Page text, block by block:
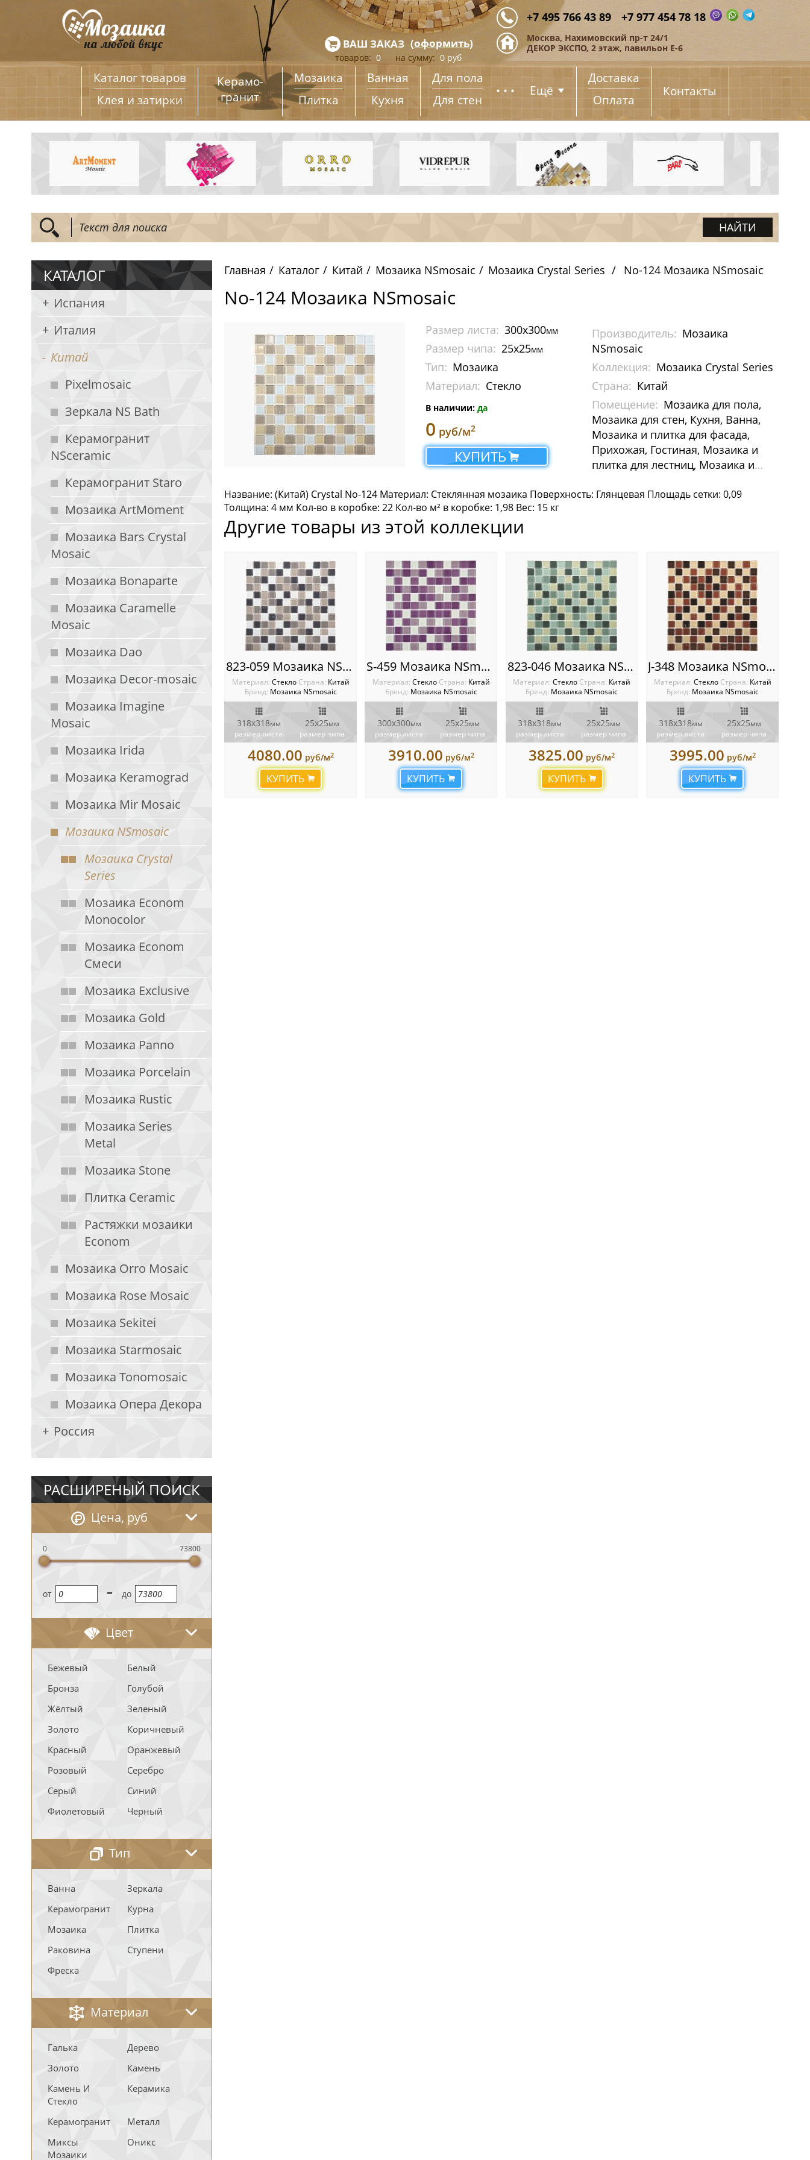
+7 495 766 43 89 +7 977 454 78 18
Москва, Нахимовский пр-т 24/1
ДЕКОР ЭКСПО, 2 этаж, павильон Е-6
ВАШ ЗАКАЗ (оформить)
товаров: 0 на сумму: 0 руб
Каталог товаров
Клея и затирки
Керамо­
гранит
Мозаика
Плитка
Ванная
Кухня
Для пола
Для стен
... Ещё
Доставка
Оплата
Контакты
КАТАЛОГ
Испания
Италия
Китай
Pixelmosaic
Зеркала NS Bath
Керамогранит
NSceramic
Керамогранит Staro
Мозаика ArtMoment
Мозаика Bars Crystal
Mosaic
Мозаика Bonaparte
Мозаика Caramelle
Mosaic
Мозаика Dao
Мозаика Decor-mosaic
Мозаика Imagine
Mosaic
Мозаика Irida
Мозаика Keramograd
Мозаика Mir Mosaic
Мозаика NSmosaic
Мозаика Crystal
Series
Мозаика Econom
Monocolor
Мозаика Econom
Смеси
Мозаика Exclusive
Мозаика Gold
Мозаика Panno
Мозаика Porcelain
Мозаика Rustic
Мозаика Series
Metal
Мозаика Stone
Плитка Ceramic
Растяжки мозаики
Econom
Мозаика Orro Mosaic
Мозаика Rose Mosaic
Мозаика Sekitei
Мозаика Starmosaic
Мозаика Tonomosaic
Мозаика Опера Декора
Россия
РАСШИРЕНЫЙ ПОИСК
Цена, руб
0 73800
oт - до
Цвет
Бежевый
Белый
Бронза
Голубой
Жёлтый
Зеленый
Золото
Коричневый
Красный
Оранжевый
Розовый
Серебро
Серый
Синий
Фиолетовый
Черный
Тип
Ванна
Зеркала
Керамогранит
Курна
Мозаика
Плитка
Раковина
Ступени
Фреска
Материал
Галька
Дерево
Золото
Камень
Камень И
Стекло
Керамика
Керамогранит
Металл
Миксы
Мозаики
Оникс
Главная Каталог Китай Мозаика NSmosaic Мозаика Crystal Series No-124 Мозаика NSmosaic
No-124 Мозаика NSmosaic
Производитель: Мозаика
NSmosaic
Коллекция: Мозаика Crystal Series
Страна: Китай
Помещение: Мозаика для пола,
Мозаика для стен, Кухня, Ванна,
Мозаика и плитка для фасада,
Прихожая, Гостиная, Мозаика и
плитка для лестниц, Мозаика и
Хамам
Размер листа: 300x300мм
Размер чипа: 25х25мм
Тип: Мозаика
Материал: Стекло
В наличии: да
0 руб/м2
КУПИТЬ
Название: (Китай) Crystal No-124 Материал: Стеклянная мозаика Поверхность: Глянцевая Площадь сетки: 0,09
Толщина: 4 мм Кол-во в коробке: 22 Кол-во м² в коробке: 1,98 Вес: 15 кг
Другие товары из этой коллекции
823-059 Мозаика NSmosaic
Материал: Стекло Cтрана: Китай
Бренд: Мозаика NSmosaic
318x318мм
размер листа
25х25мм
размер чипа
4080.00 руб/м2
КУПИТЬ
S-459 Мозаика NSmosaic
Материал: Стекло Cтрана: Китай
Бренд: Мозаика NSmosaic
300x300мм
размер листа
25х25мм
размер чипа
3910.00 руб/м2
КУПИТЬ
823-046 Мозаика NSmosaic
Материал:Стекло Cтрана: Китай
Бренд: Мозаика NSmosaic
318x318мм
размер листа
25х25мм
размер чипа
3825.00 руб/м2
КУПИТЬ
J-348 Мозаика NSmosaic
Материал: Стекло Cтрана: Китай
Бренд: Мозаика NSmosaic
318x318мм
размер листа
25х25мм
размер чипа
3995.00 руб/м2
КУПИТЬ